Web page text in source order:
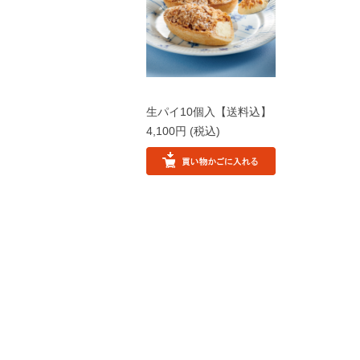
生パイ10個入【送料込】
4,100円 (税込)